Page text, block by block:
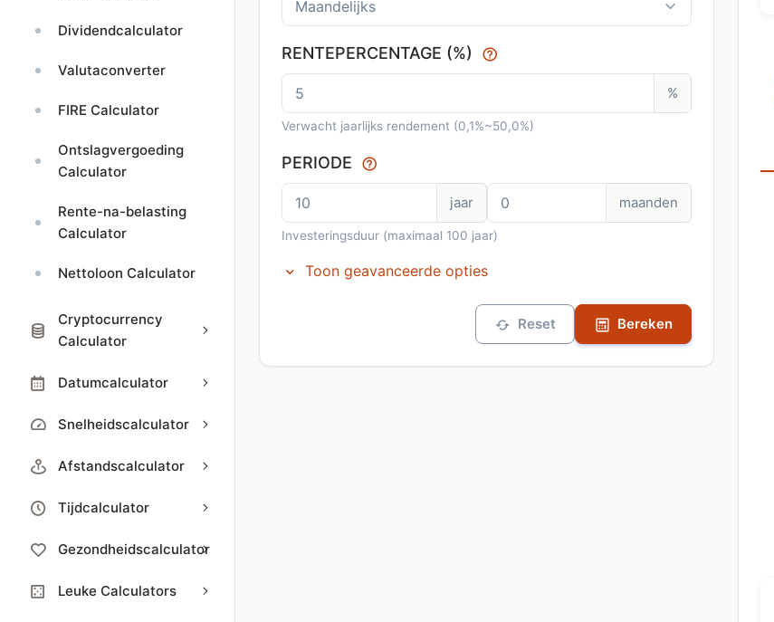
Dividendcalculator
Valutaconverter
FIRE Calculator
Ontslagvergoeding
Calculator
Rente-na-belasting
Calculator
Nettoloon Calculator
Cryptocurrency
Calculator
Datumcalculator
Snelheidscalculator
Afstandscalculator
Tijdcalculator
Gezondheidscalculator
Leuke Calculators
RENTEPERCENTAGE (%)
%
Verwacht jaarlijks rendement (0,1%~50,0%)
PERIODE
jaar maanden
Investeringsduur (maximaal 100 jaar)
Toon geavanceerde opties
Reset Bereken